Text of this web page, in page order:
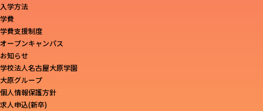
入学方法
学費
学費支援制度
オープンキャンパス
お知らせ
学校法人名古屋大原学園
大原グループ
個人情報保護方針
求人申込(新卒)